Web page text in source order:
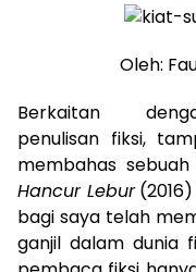
Oleh:
Berkaitan
penulisan fiksi,
membahas
Hancur Lebur(2016)
bagi saya telah
ganjil dalam dunia